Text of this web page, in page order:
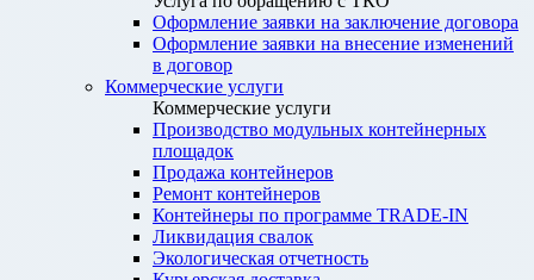
Оформление заявки на заключение договора
Оформление заявки на внесение изменений
в договор
Коммерческие услуги
Коммерческие услуги
Производство модульных контейнерных
площадок
Продажа контейнеров
Ремонт контейнеров
Контейнеры по программе TRADE-IN
Ликвидация свалок
Экологическая отчетность